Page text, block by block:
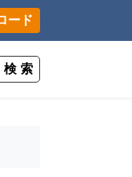
ード
検 索